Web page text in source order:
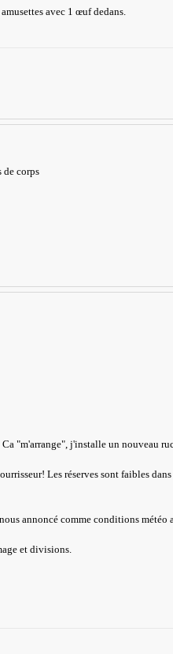
avec 1 œuf dedans.
de corps
"m'arrange", j'installe un nouveau
Les réserves sont faibles
annoncé comme conditions météo
et divisions.